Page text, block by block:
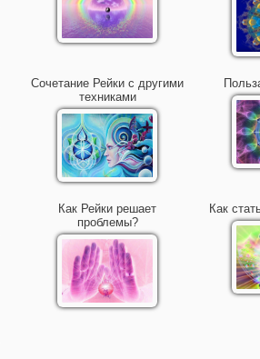
Сочетание Рейки с другими
техниками
Как Рейки решает
проблемы?
Как